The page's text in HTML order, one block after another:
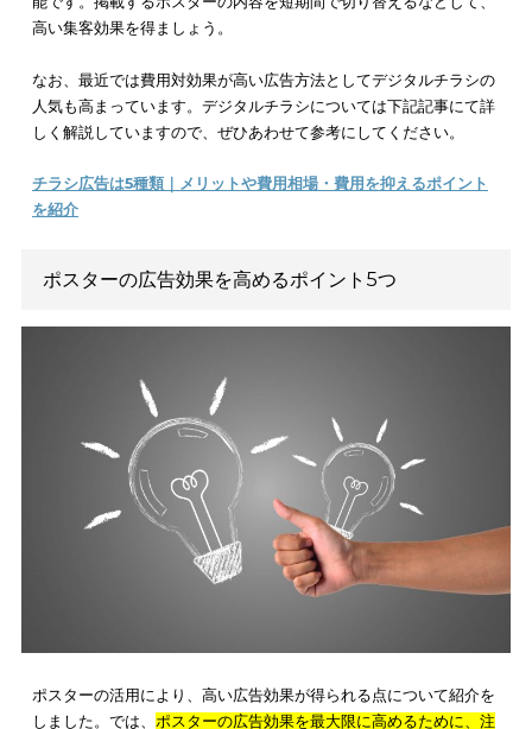
低コストなので費用対効果が高い
ポスターの掲示には高額の費用はかからず、低コストで実施で
ため、高い費用対効果が期待できます。 ポスター作りは他の媒
比べて低コストで済む ため、負担を抑えられます。
一方、ポスターの広告効果は前述の通り、非常に高いです。費
対しての高い宣伝効果が期待できるため、費用対効果が高いと
ーンごとにポスターを貼り変えるのも良いでしょう。ポスター
ポスターの活用により、絶えず変化する消費者のニーズに対応
能です。掲載するポスターの内容を短期間で切り替えるなどし
高い集客効果を得ましょう。
なお、最近では費用対効果が高い広告方法としてデジタルチラ
人気も高まっています。デジタルチラシについては下記記事に
を紹介